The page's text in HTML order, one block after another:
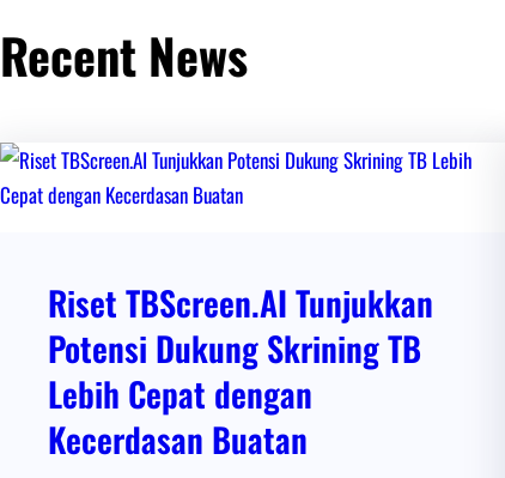
Recent News
Riset TBScreen.AI Tunjukkan
Potensi Dukung Skrining TB
Lebih Cepat dengan
Kecerdasan Buatan